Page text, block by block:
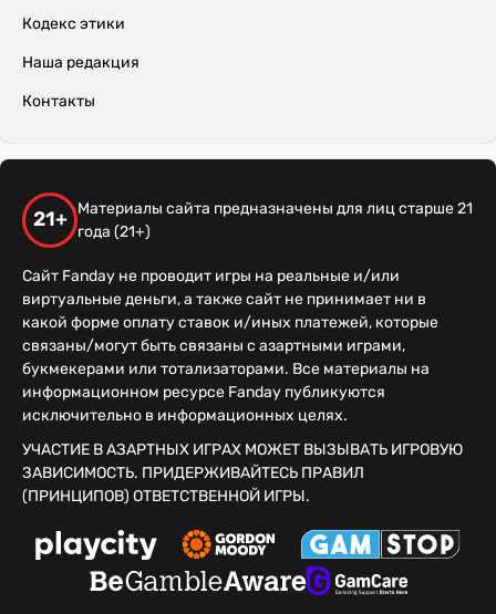
Кодекс этики
Наша редакция
Контакты
21+
Материалы сайта предназначены для лиц старше 21
года (21+)
Сайт Fanday не проводит игры на реальные и/или
виртуальные деньги, а также сайт не принимает ни в
какой форме оплату ставок и/иных платежей, которые
связаны/могут быть связаны с азартными играми,
букмекерами или тотализаторами. Все материалы на
информационном ресурсе Fanday публикуются
исключительно в информационных целях.
УЧАСТИЕ В АЗАРТНЫХ ИГРАХ МОЖЕТ ВЫЗЫВАТЬ ИГРОВУЮ
ЗАВИСИМОСТЬ. ПРИДЕРЖИВАЙТЕСЬ ПРАВИЛ
(ПРИНЦИПОВ) ОТВЕТСТВЕННОЙ ИГРЫ.